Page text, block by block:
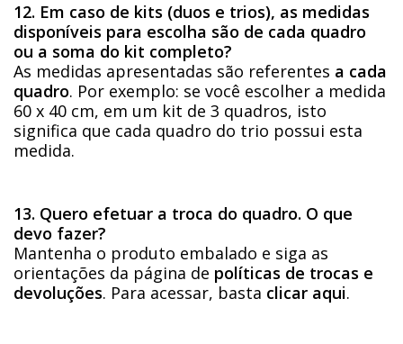
12. Em caso de kits (duos e trios), as medidas
disponíveis para escolha são de cada quadro
ou a soma do kit completo?
As medidas apresentadas são referentes a cada
quadro. Por exemplo: se você escolher a medida
60 x 40 cm, em um kit de 3 quadros, isto
significa que cada quadro do trio possui esta
medida.
13. Quero efetuar a troca do quadro. O que
devo fazer?
Mantenha o produto embalado e siga as
orientações da página de políticas de trocas e
devoluções. Para acessar, basta clicar aqui.